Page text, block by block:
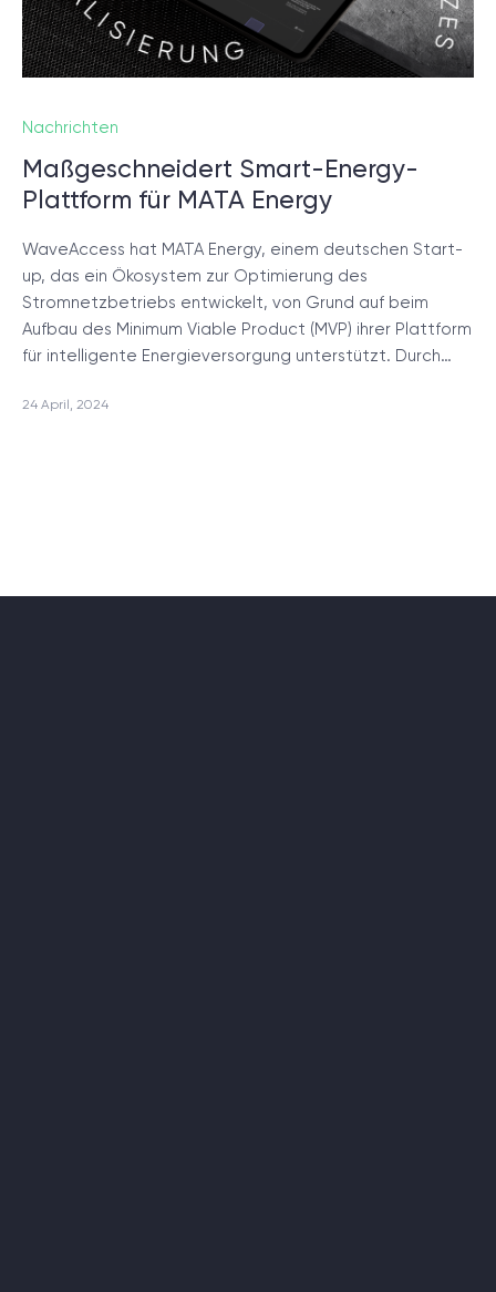
Nachrichten
Maßgeschneidert Smart-Energy-
Plattform für MATA Energy
WaveAccess hat MATA Energy, einem deutschen Start-
up, das ein Ökosystem zur Optimierung des
Stromnetzbetriebs entwickelt, von Grund auf beim
Aufbau des Minimum Viable Product (MVP) ihrer Plattform
für intelligente Energieversorgung unterstützt. Durch…
24 April, 2024